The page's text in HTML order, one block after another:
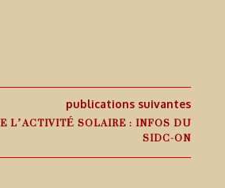
publications suivantes
L’ACTIVITÉ SOLAIRE : INFOS DU
SIDC-ON